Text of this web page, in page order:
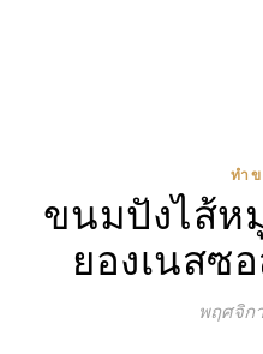
ทำ
ขนมปังไส้ห
ยองเนสซ
พฤศจิก